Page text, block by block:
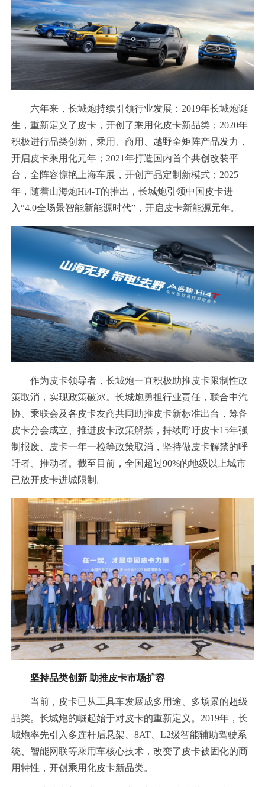
六年来，长城炮持续引领行业发展：2019年长城炮诞
生，重新定义了皮卡，开创了乘用化皮卡新品类；2020年
积极进行品类创新，乘用、商用、越野全矩阵产品发力，
开启皮卡乘用化元年；2021年打造国内首个共创改装平
台，全阵容惊艳上海车展，开创产品定制新模式；2025
年，随着山海炮Hi4-T的推出，长城炮引领中国皮卡进
入“4.0全场景智能新能源时代”，开启皮卡新能源元年。
作为皮卡领导者，长城炮一直积极助推皮卡限制性政
策取消，实现政策破冰。长城炮勇担行业责任，联合中汽
协、乘联会及各皮卡友商共同助推皮卡新标准出台，筹备
皮卡分会成立、推进皮卡政策解禁，持续呼吁皮卡15年强
制报废、皮卡一年一检等政策取消，坚持做皮卡解禁的呼
吁者、推动者。截至目前，全国超过90%的地级以上城市
已放开皮卡进城限制。
坚持品类创新 助推皮卡市场扩容
当前，皮卡已从工具车发展成多用途、多场景的超级
品类。长城炮的崛起始于对皮卡的重新定义。2019年，长
城炮率先引入多连杆后悬架、8AT、L2级智能辅助驾驶系
统、智能网联等乘用车核心技术，改变了皮卡被固化的商
用特性，开创乘用化皮卡新品类。